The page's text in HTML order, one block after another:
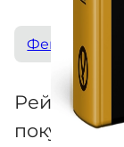
Фентезі
Рейтинг
покупців